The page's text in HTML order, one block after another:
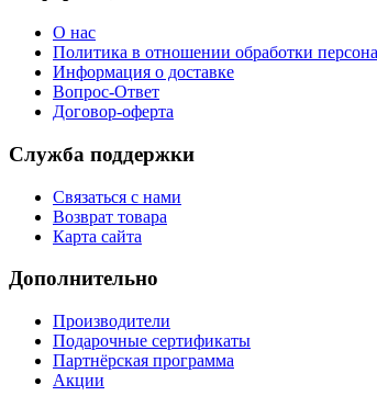
О нас
Политика в отношении обработки
Информация о доставке
Вопрос-Ответ
Договор-оферта
Служба поддержки
Связаться с нами
Возврат товара
Карта сайта
Дополнительно
Производители
Подарочные сертификаты
Партнёрская программа
Акции